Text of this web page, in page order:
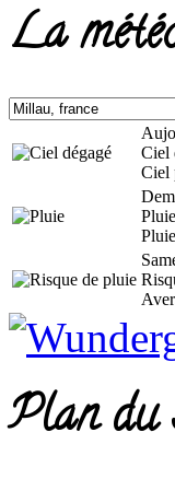
La
Ciel
Ciel
Pluie
Plan du